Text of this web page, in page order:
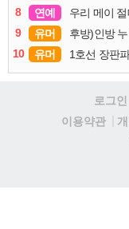
8
연예 우리 메이
9
유머 후방)인방 누
10
유머 1호선 장판
로그인
이용약관